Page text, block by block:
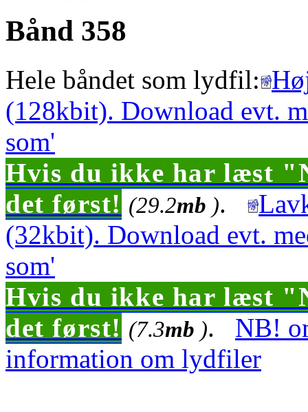
Bånd 358
Hele båndet som lydfil:
(128kbit). Download evt.
som'
Hvis du ikke har læst
det først! (29.2mb ).
(32kbit). Download evt.
som'
Hvis du ikke har læst
det først! (7.3mb ). NB!
information om lydfiler